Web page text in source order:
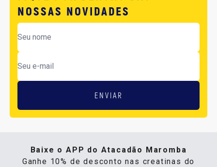
NOSSAS NOVIDADES
ENVIAR
Baixe o APP do Atacadão Maromba
Ganhe 10% de desconto nas creatinas do